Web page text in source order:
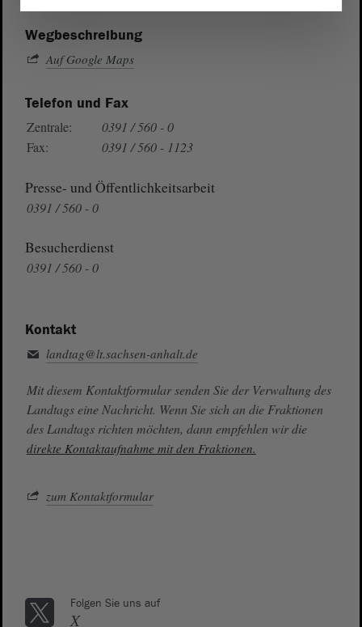
Wegbeschreibung
Auf Google Maps
Telefon und Fax
Zentrale:
0391 / 560 - 0
Fax:
0391 / 560 - 1123
Presse- und Öffentlichkeitsarbeit
0391 / 560 - 0
Besucherdienst
0391 / 560 - 0
Kontakt
landtag@lt.sachsen-anhalt.de
Mit diesem Kontaktformular senden Sie der Verwaltung des
Landtags eine Nachricht. Wenn Sie sich an die Fraktionen
des Landtags richten möchten, dann empfehlen wir die
direkte Kontaktaufnahme mit den Fraktionen.
zum Kontaktformular
Folgen Sie uns auf
X